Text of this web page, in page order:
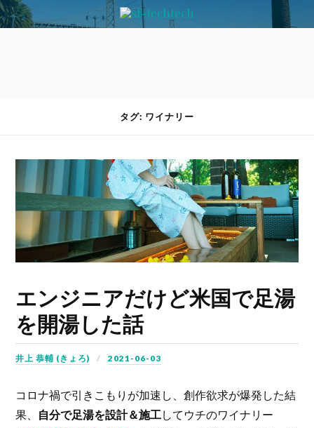
タグ: ワイナリー
エンジニアだけど米国で足湯
を開湯した話
井上 恭輔 (きょろ) 2021-06-03
コロナ禍で引きこもりが加速し、創作欲求が爆発した結
果、 自分で足湯を設計＆施工してウチのワイナリー